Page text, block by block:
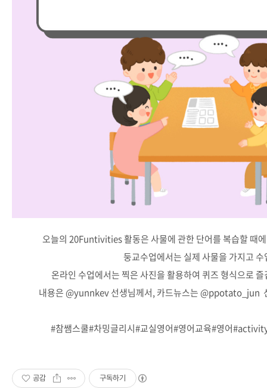
오늘의 20Funtivities 활동은 사물에 관한 단어를 복습할 때
둥교수업에서는 실제 사물을 가지고
온라인 수업에서는 찍은 사진을 활용하여 퀴즈 형식으로
내용은 @yunnkev 선생님께서, 카드뉴스는 @ppotato_jun
#참쌤스쿨#차밍글리시#교실영어#영어교육#영어
공감 구독하기